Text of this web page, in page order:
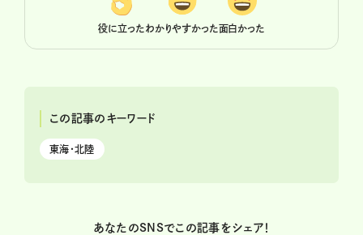
役に立ったわかりやすかった面白かった
この記事のキーワード
東海・北陸
あなたのSNSでこの記事をシェア！